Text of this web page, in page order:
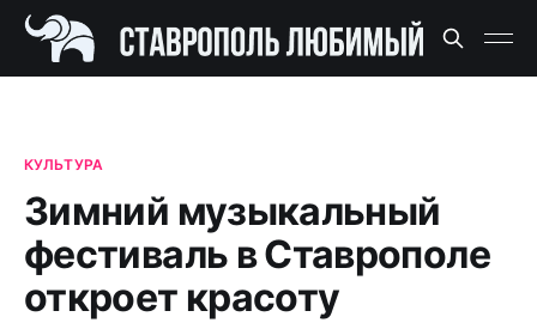
КУЛЬТУРА
Зимний музыкальный
фестиваль в Ставрополе
откроет красоту